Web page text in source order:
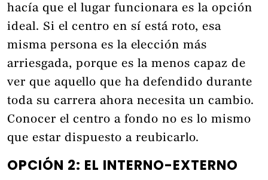
hacía que el lugar funcionara es la opción
ideal. Si el centro en sí está roto, esa
misma persona es la elección más
arriesgada, porque es la menos capaz de
ver que aquello que ha defendido durante
toda su carrera ahora necesita un cambio.
Conocer el centro a fondo no es lo mismo
que estar dispuesto a reubicarlo.
OPCIÓN 2: EL INTERNO-EXTERNO